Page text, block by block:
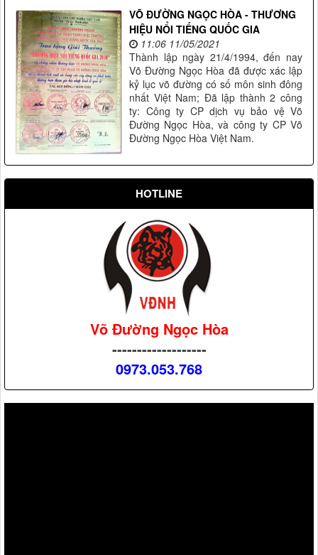
VÕ ĐƯỜNG NGỌC HÒA - THƯƠNG
HIỆU NỔI TIẾNG QUỐC GIA
11:06 11/05/2021
Thành lập ngày 21/4/1994, đến nay
Võ Đường Ngọc Hòa đã được xác lập
kỷ lục võ đường có số môn sinh đông
nhất Việt Nam; Đã lập thành 2 công
ty: Công ty CP dịch vụ bảo vệ Võ
Đường Ngọc Hòa, và công ty CP Võ
Đường Ngọc Hòa Việt Nam.
HOTLINE
Võ Đường Ngọc Hòa
-------------------
0973.053.768